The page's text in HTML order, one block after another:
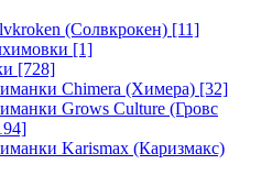
(Солвкрокен) [11]
[1]
[728]
Chimera (Химера) [32]
Grows Culture (Гровс
Karismax (Каризмакс)